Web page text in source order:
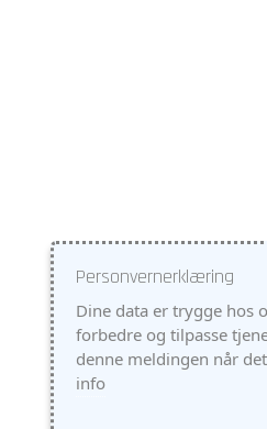
Personvernerklæring
Dine data er trygge hos
forbedre og tilpasse
denne meldingen når
info